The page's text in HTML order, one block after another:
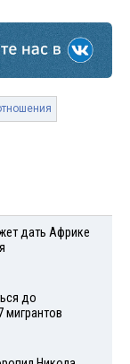
дать Африке
до
мигрантов